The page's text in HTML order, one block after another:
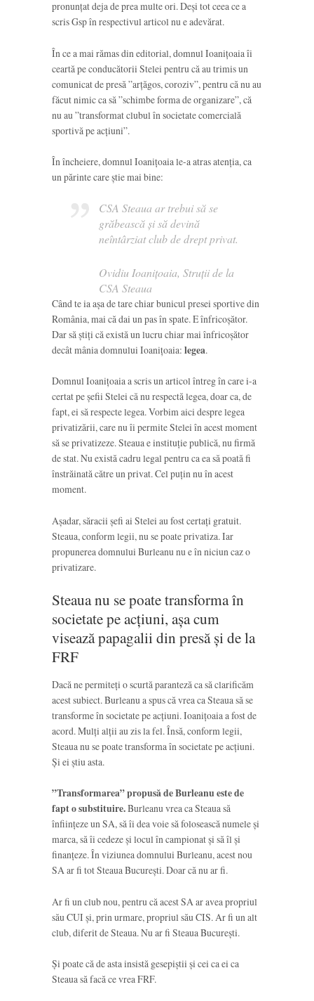
pronunțat deja de prea multe ori. Deși tot ceea ce a
scris Gsp în respectivul articol nu e adevărat.
În ce a mai rămas din editorial, domnul Ioanițoaia îi
ceartă pe conducătorii Stelei pentru că au trimis un
comunicat de presă ”arțăgos, coroziv”, pentru că nu au
făcut nimic ca să ”schimbe forma de organizare”, că
nu au ”transformat clubul în societate comercială
sportivă pe acțiuni”.
În încheiere, domnul Ioanițoaia le-a atras atenția, ca
un părinte care știe mai bine:
CSA Steaua ar trebui să se
grăbească și să devină
neîntârziat club de drept privat.
Ovidiu Ioanițoaia, Struții de la
CSA Steaua
Când te ia așa de tare chiar bunicul presei sportive din
România, mai că dai un pas în spate. E înfricoșător.
Dar să știți că există un lucru chiar mai înfricoșător
decât mânia domnului Ioanițoaia: legea.
Domnul Ioanițoaia a scris un articol întreg în care i-a
certat pe șefii Stelei că nu respectă legea, doar ca, de
fapt, ei să respecte legea. Vorbim aici despre legea
privatizării, care nu îi permite Stelei în acest moment
să se privatizeze. Steaua e instituție publică, nu firmă
de stat. Nu există cadru legal pentru ca ea să poată fi
înstrăinată către un privat. Cel puțin nu în acest
moment.
Așadar, săracii șefi ai Stelei au fost certați gratuit.
Steaua, conform legii, nu se poate privatiza. Iar
propunerea domnului Burleanu nu e în niciun caz o
privatizare.
Steaua nu se poate transforma în
societate pe acțiuni, așa cum
visează papagalii din presă și de la
FRF
Dacă ne permiteți o scurtă paranteză ca să clarificăm
acest subiect. Burleanu a spus că vrea ca Steaua să se
transforme în societate pe acțiuni. Ioanițoaia a fost de
acord. Mulți alții au zis la fel. Însă, conform legii,
Steaua nu se poate transforma în societate pe acțiuni.
Și ei știu asta.
”Transformarea” propusă de Burleanu este de
fapt o substituire.Burleanu vrea ca Steaua să
înființeze un SA, să îi dea voie să folosească numele și
marca, să îi cedeze și locul în campionat și să îl și
finanțeze. În viziunea domnului Burleanu, acest nou
SA ar fi tot Steaua București. Doar că nu ar fi.
Ar fi un club nou, pentru că acest SA ar avea propriul
său CUI și, prin urmare, propriul său CIS. Ar fi un alt
club, diferit de Steaua. Nu ar fi Steaua București.
Și poate că de asta insistă gesepiștii și cei ca ei ca
Steaua să facă ce vrea FRF.